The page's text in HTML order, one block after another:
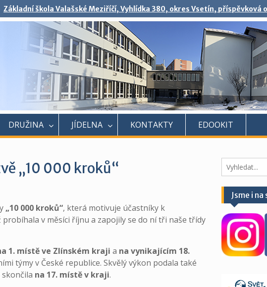
Základní škola Valašské Meziříčí, Vyhlídka 380, okres Vsetín, příspěvková
DRUŽINA JÍDELNA KONTAKTY EDOOKIT
„10 000 kroků“
„10 000 kroků“, která motivuje účastníky k
v měsíci říjnu a zapojily se do ní tři naše třídy
1. místě ve Zlínském kraji a na vynikajícím 18.
týmy v České republice. Skvělý výkon podala také
skončila na 17. místě v kraji.
Hledáte
něco?
Jsme i